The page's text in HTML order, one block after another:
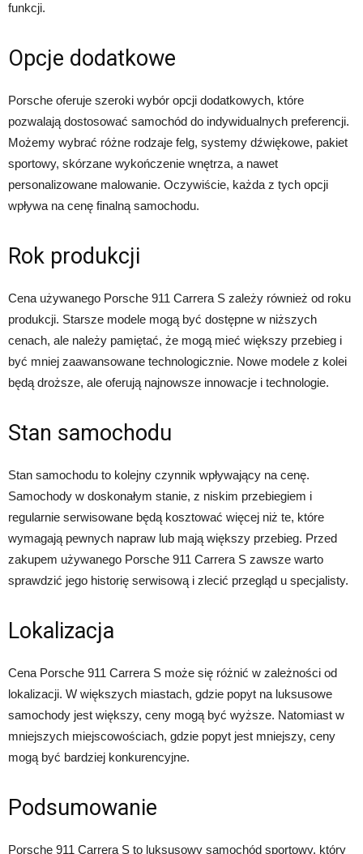
funkcji.
Opcje dodatkowe
Porsche oferuje szeroki wybór opcji dodatkowych, które
pozwalają dostosować samochód do indywidualnych preferencji.
Możemy wybrać różne rodzaje felg, systemy dźwiękowe, pakiet
sportowy, skórzane wykończenie wnętrza, a nawet
personalizowane malowanie. Oczywiście, każda z tych opcji
wpływa na cenę finalną samochodu.
Rok produkcji
Cena używanego Porsche 911 Carrera S zależy również od roku
produkcji. Starsze modele mogą być dostępne w niższych
cenach, ale należy pamiętać, że mogą mieć większy przebieg i
być mniej zaawansowane technologicznie. Nowe modele z kolei
będą droższe, ale oferują najnowsze innowacje i technologie.
Stan samochodu
Stan samochodu to kolejny czynnik wpływający na cenę.
Samochody w doskonałym stanie, z niskim przebiegiem i
regularnie serwisowane będą kosztować więcej niż te, które
wymagają pewnych napraw lub mają większy przebieg. Przed
zakupem używanego Porsche 911 Carrera S zawsze warto
sprawdzić jego historię serwisową i zlecić przegląd u specjalisty.
Lokalizacja
Cena Porsche 911 Carrera S może się różnić w zależności od
lokalizacji. W większych miastach, gdzie popyt na luksusowe
samochody jest większy, ceny mogą być wyższe. Natomiast w
mniejszych miejscowościach, gdzie popyt jest mniejszy, ceny
mogą być bardziej konkurencyjne.
Podsumowanie
Porsche 911 Carrera S to luksusowy samochód sportowy, który